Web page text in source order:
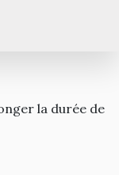
la durée de